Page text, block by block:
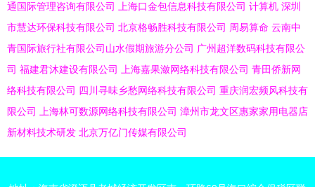
通国际管理咨询有限公司
上海口金包信息科技有限公司 计算机 深圳
市慧达环保科技有限公司 北京格畅胜科技有限公司 周易算命 云南中
青国际旅行社有限公司山水假期旅游分公司 广州超洋数码科技有限公
司 福建君沐建设有限公司 上海嘉果潋网络科技有限公司 青田侨新网
络科技有限公司 四川寻味乡愁网络科技有限公司 重庆润宏频风科技有
限公司
上海林可数源网络科技有限公司 漳州市龙文区惠家家用电器店
新材料技术研发 北京万亿门传媒有限公司